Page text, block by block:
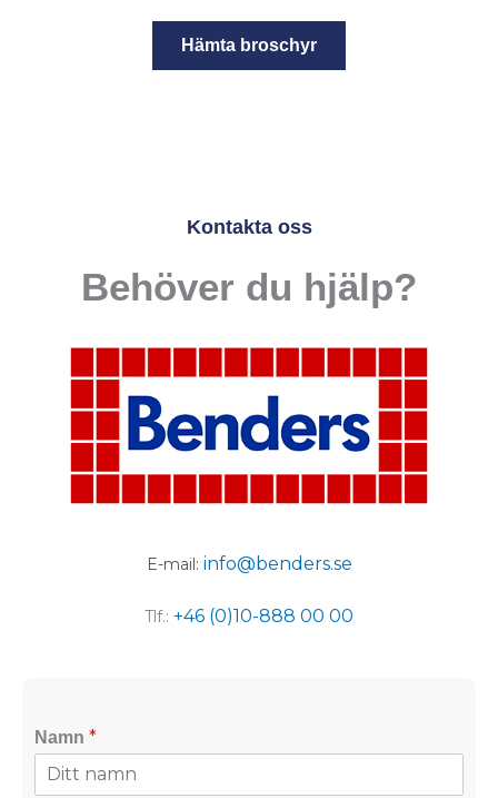
Hämta broschyr
Kontakta oss
Behöver du hjälp?
E-mail: info@benders.se
Tlf.: +46 (0)10-888 00 00
Namn *